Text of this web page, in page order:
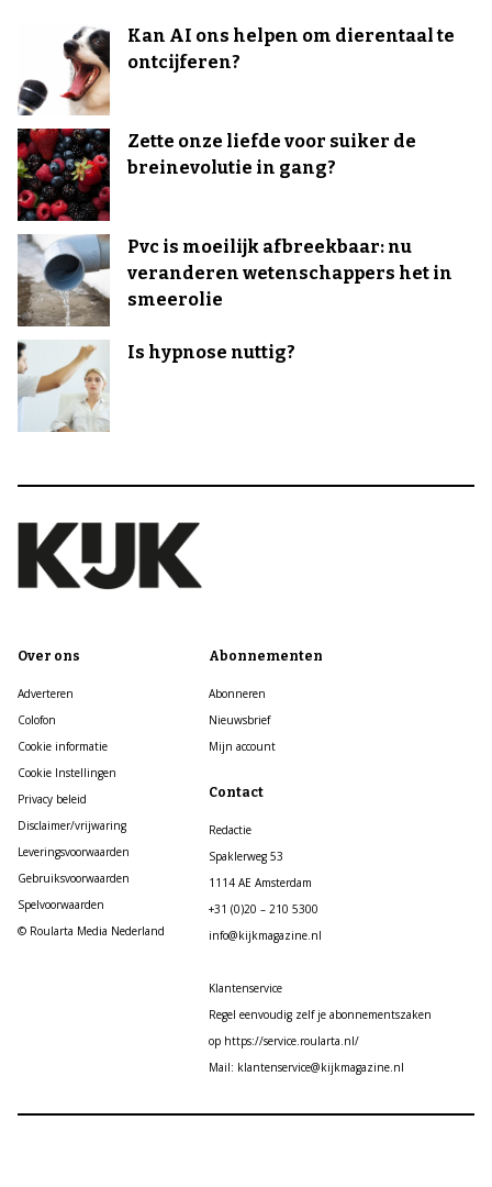
Kan AI ons helpen om dierentaal te
ontcijferen?
Zette onze liefde voor suiker de
breinevolutie in gang?
Pvc is moeilijk afbreekbaar: nu
veranderen wetenschappers het in
smeerolie
Is hypnose nuttig?
Over ons
Adverteren
Colofon
Cookie informatie
Cookie Instellingen
Privacy beleid
Disclaimer/vrijwaring
Leveringsvoorwaarden
Gebruiksvoorwaarden
Spelvoorwaarden
© Roularta Media Nederland
Abonnementen
Abonneren
Nieuwsbrief
Mijn account
Contact
Redactie
Spaklerweg 53
1114 AE Amsterdam
+31 (0)20 – 210 5300
info@kijkmagazine.nl
Klantenservice
Regel eenvoudig zelf je abonnementszaken
op https://service.roularta.nl/
Mail: klantenservice@kijkmagazine.nl